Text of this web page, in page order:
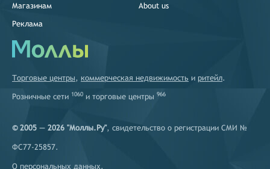
Магазинам
Реклама
About us
Торговые центры, коммерческая недвижимость и ритейл.
Розничные сети 1060 и торговые центры 966
© 2005 — 2026 "Моллы.Ру", свидетельство о регистрации СМИ №
ФС77-25857.
О персональных данных.